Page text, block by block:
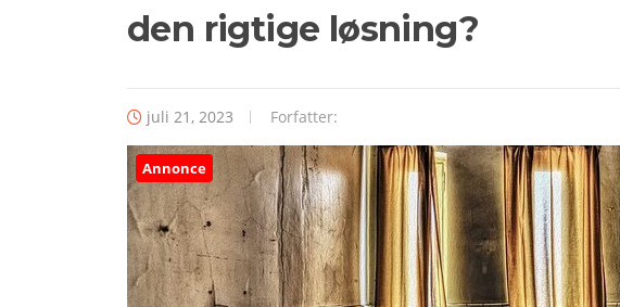
den rigtige løsning?
juli 21, 2023 Forfatter:
Annonce